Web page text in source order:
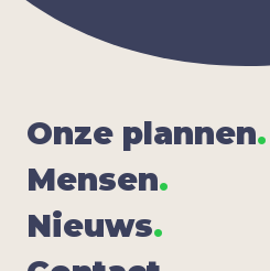
Onze plan­nen.
Men­sen.
Nieuws.